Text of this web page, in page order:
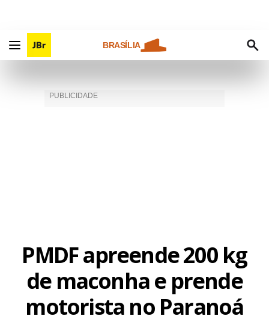
BRASÍLIA
PMDF apreende 200 kg
de maconha e prende
motorista no Paranoá